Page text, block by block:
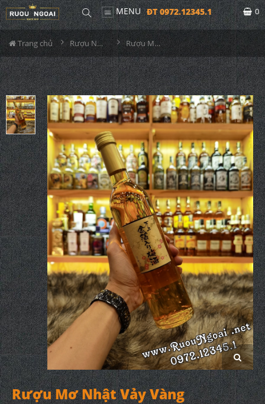
MENU ĐT 0972.12345.1 0
Trang chủ Rượu Nhật Rượu Mơ Nhật Vảy Vàng
Rượu Mơ Nhật Vảy Vàng